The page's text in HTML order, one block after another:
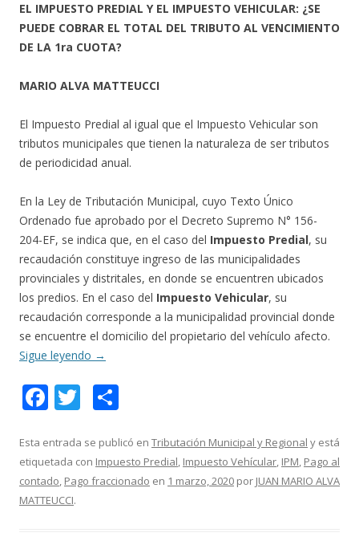
EL IMPUESTO PREDIAL Y EL IMPUESTO VEHICULAR: ¿SE
PUEDE COBRAR EL TOTAL DEL TRIBUTO AL VENCIMIENTO
DE LA 1ra CUOTA?
MARIO ALVA MATTEUCCI
El Impuesto Predial al igual que el Impuesto Vehicular son
tributos municipales que tienen la naturaleza de ser tributos
de periodicidad anual.
En la Ley de Tributación Municipal, cuyo Texto Único
Ordenado fue aprobado por el Decreto Supremo N° 156-
204-EF, se indica que, en el caso del Impuesto Predial, su
recaudación constituye ingreso de las municipalidades
provinciales y distritales, en donde se encuentren ubicados
los predios. En el caso del Impuesto Vehicular, su
recaudación corresponde a la municipalidad provincial donde
se encuentre el domicilio del propietario del vehículo afecto.
Sigue leyendo →
F
e
b
o
T
itt
er
m
p
Esta entrada se publicó en Tributación Municipal y Regional y está
etiquetada con Impuesto Predial, Impuesto Vehícular, IPM, Pago al
contado, Pago fraccionado en 1 marzo, 2020 por JUAN MARIO ALVA
MATTEUCCI.